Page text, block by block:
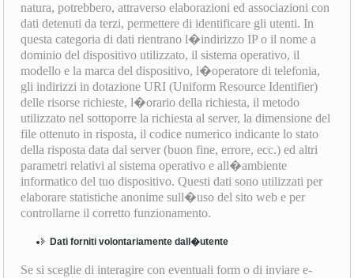
natura, potrebbero, attraverso elaborazioni ed associazioni con
dati detenuti da terzi, permettere di identificare gli utenti. In
questa categoria di dati rientrano l�indirizzo IP o il nome a
dominio del dispositivo utilizzato, il sistema operativo, il
modello e la marca del dispositivo, l�operatore di telefonia,
gli indirizzi in dotazione URI (Uniform Resource Identifier)
delle risorse richieste, l�orario della richiesta, il metodo
utilizzato nel sottoporre la richiesta al server, la dimensione del
file ottenuto in risposta, il codice numerico indicante lo stato
della risposta data dal server (buon fine, errore, ecc.) ed altri
parametri relativi al sistema operativo e all�ambiente
informatico del tuo dispositivo. Questi dati sono utilizzati per
elaborare statistiche anonime sull�uso del sito web e per
controllarne il corretto funzionamento.
Dati forniti volontariamente dall�utente
Se si sceglie di interagire con eventuali form o di inviare e-